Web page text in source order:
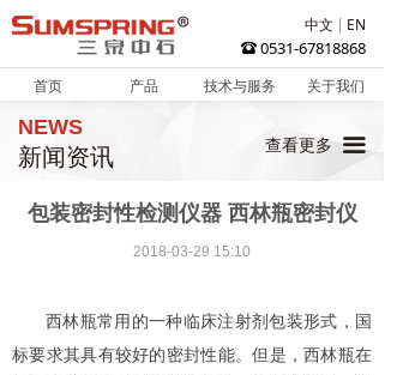
뀰 0531-67818868
中文 EN
首页 产品 技术与服务 关于我们
西林瓶常用的一种临床注射剂包装形式，国
标要求其具有较好的密封性能。但是，西林瓶在
包装密封性检测仪器 西林瓶密封仪
2018-03-29 15:10
NEWS
新闻资讯 끀
查看更多